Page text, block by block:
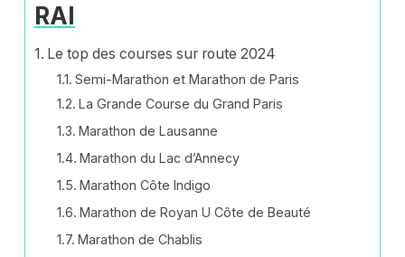
RAI
Le top des courses sur route 2024
Semi-Marathon et Marathon de Paris
La Grande Course du Grand Paris
Marathon de Lausanne
Marathon du Lac d’Annecy
Marathon Côte Indigo
Marathon de Royan U Côte de Beauté
Marathon de Chablis